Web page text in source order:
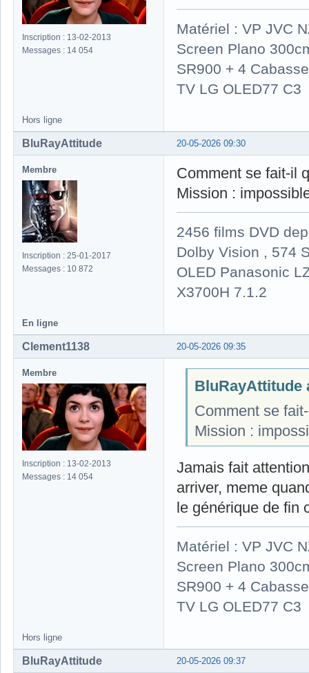
Inscription : 13-02-2013
Messages : 14 054
Matériel : VP JVC
Screen Plano
SR900 + 4
TV LG OLED77 C3
Hors ligne
20-05-2026 09:30
BluRayAttitude
Membre
Inscription : 25-01-2017
Messages : 10 872
Comment se fait-il
Mission :
2456 films DVD
Dolby Vision , 574
OLED Panasonic
X3700H 7.1.2
En ligne
20-05-2026 09:35
Clement1138
Membre
Inscription : 13-02-2013
Messages : 14 054
BluRayAttitude
Comment se
Mission :
Jamais fait
arriver, meme
le générique de fin
Matériel : VP JVC
Screen Plano
SR900 + 4
TV LG OLED77 C3
Hors ligne
20-05-2026 09:37
BluRayAttitude